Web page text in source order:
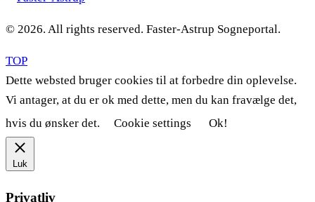
© 2026. All rights reserved. Faster-Astrup Sogneportal.
TOP
Dette websted bruger cookies til at forbedre din oplevelse.
Vi antager, at du er ok med dette, men du kan fravælge det,
hvis du ønsker det.
Cookie settings Ok!
Luk
Privatliv